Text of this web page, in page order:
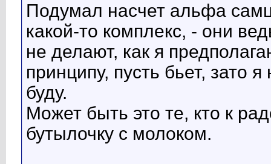
Подумал насчет альфа
какой-то комплекс, - они
не делают, как я
принципу, пусть бьет, зато
буду.
Может быть это те, кто к
бутылочку с молоком.